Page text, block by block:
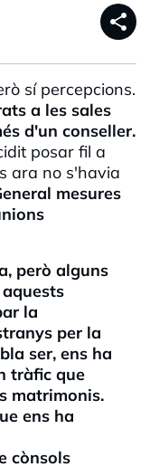
share
sí percepcions.
a les sales
d'un conseller.
posar fil a
ara no s'havia
mesures
però alguns
la
per la
ser, ens ha
tràfic que
matrimonis.
ens ha
cònsols